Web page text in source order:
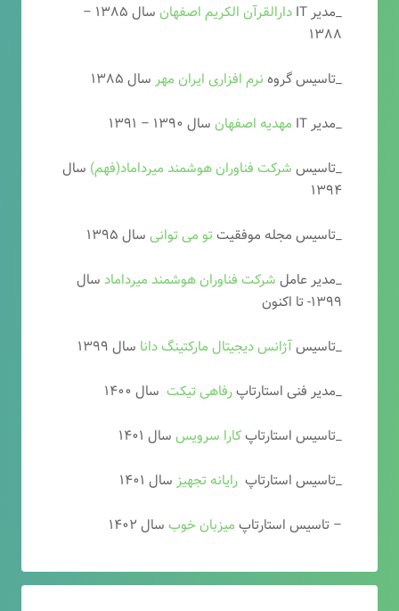
_مدیر IT
دارالقرآن الکریم اصفهان
سال ۱۳۸۵ –
۱۳۸۸
_تاسیس گروه نرم افزاری ایران مهر سال ۱۳۸۵
_مدیر IT
مهدیه اصفهان سال ۱۳۹۰ – ۱۳۹۱
_تاسیس شرکت فناوران هوشمند میرداماد(فهم) سال
۱۳۹۴
_تاسیس مجله موفقیتتو می توانی سال ۱۳۹۵
_مدیر عامل شرکت فناوران هوشمند میرداماد سال
۱۳۹۹- تا اکنون
_تاسیسآژانس دیجیتال مارکتینگ دانا سال ۱۳۹۹
_مدیر فنی استارتاپرفاهی تیکت سال ۱۴۰۰
_تاسیس استارتاپکارا سرویس سال ۱۴۰۱
_تاسیس استارتاپ رایانه تجهیز سال ۱۴۰۱
– تاسیس استارتاپ میزبان خوب سال ۱۴۰۲